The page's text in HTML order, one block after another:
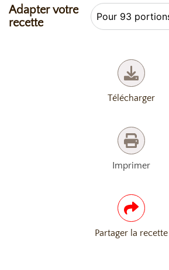
Adapter votre
recette
Télécharger
Imprimer
Partager la recette